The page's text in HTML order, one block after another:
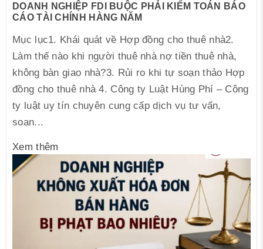
DOANH NGHIỆP FDI BUỘC PHẢI KIỂM TOÁN BÁO
CÁO TÀI CHÍNH HÀNG NĂM
Mục lục1. Khái quát về Hợp đồng cho thuê nhà2.
Làm thế nào khi người thuê nhà nợ tiền thuê nhà,
không bàn giao nhà?3. Rủi ro khi tự soạn thảo Hợp
đồng cho thuê nhà 4. Công ty Luật Hùng Phí – Công
ty luật uy tín chuyên cung cấp dịch vụ tư vấn,
soạn...
Xem thêm